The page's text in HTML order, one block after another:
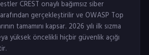
CREST onaylı bağımsız siber
gerçekleştirilir ve OWASP Top
tamamını kapsar. 2026 yılı ilk sızma
yüksek öncelikli hiçbir güvenlik açığı